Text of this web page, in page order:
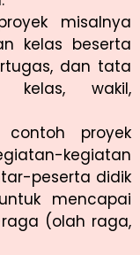
misalnya
kelas beserta
dan tata
kelas, wakil,
proyek
kegiatan
peserta didik
mencapai
(olah raga,